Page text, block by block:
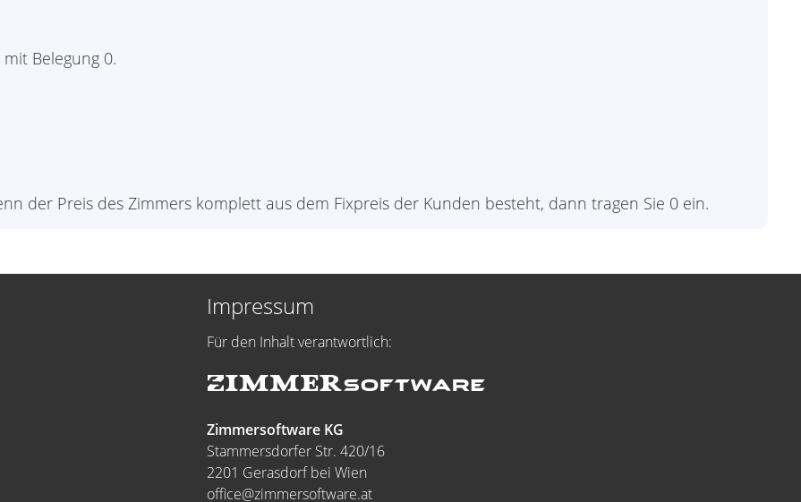
Belegung 0.
der Preis des Zimmers komplett aus dem Fixpreis der Kunden besteht, dann tragen Sie 0 ein.
Impressum
Für den Inhalt verantwortlich:
Zimmersoftware KG
Stammersdorfer Str. 420/16
2201 Gerasdorf bei Wien
office@zimmersoftware.at